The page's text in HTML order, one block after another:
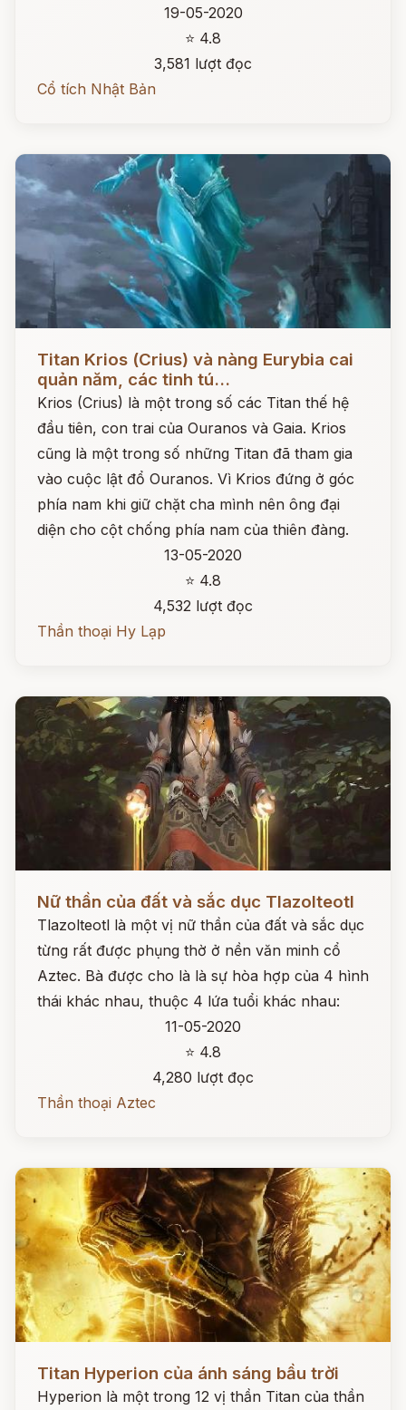
19-05-2020
⭐ 4.8
3,581 lượt đọc
Cổ tích Nhật Bản
Titan Krios (Crius) và nàng Eurybia cai
quản năm, các tinh tú...
Krios (Crius) là một trong số các Titan thế hệ
đầu tiên, con trai của Ouranos và Gaia. Krios
cũng là một trong số những Titan đã tham gia
vào cuộc lật đổ Ouranos. Vì Krios đứng ở góc
phía nam khi giữ chặt cha mình nên ông đại
diện cho cột chống phía nam của thiên đàng.
13-05-2020
⭐ 4.8
4,532 lượt đọc
Thần thoại Hy Lạp
Nữ thần của đất và sắc dục Tlazolteotl
Tlazolteotl là một vị nữ thần của đất và sắc dục
từng rất được phụng thờ ở nền văn minh cổ
Aztec. Bà được cho là là sự hòa hợp của 4 hình
thái khác nhau, thuộc 4 lứa tuổi khác nhau:
11-05-2020
⭐ 4.8
4,280 lượt đọc
Thần thoại Aztec
Titan Hyperion của ánh sáng bầu trời
Hyperion là một trong 12 vị thần Titan của thần